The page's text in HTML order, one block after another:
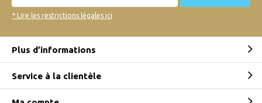
* Lire les restrictions légales ici
Plus d’informations
Service à la clientèle